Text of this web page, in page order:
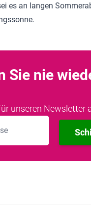
es an langen
Sie nie
unseren Newsletter